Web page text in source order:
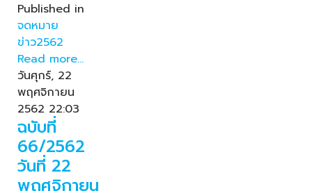
Published in
จดหมาย
ข่าว2562
Read more...
วันศุกร์, 22
พฤศจิกายน
2562 22:03
ฉบับที่
66/2562
วันที่ 22
พฤศจิกายน